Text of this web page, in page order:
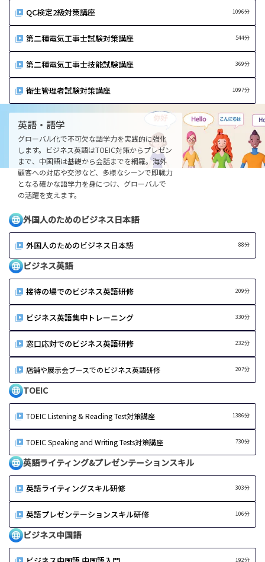
QC検定2級対策講座 1096分
第二種電気工事士試験対策講座 544分
第二種電気工事士技能試験講座 369分
衛生管理者試験対策講座 1097分
英語・語学
グローバル化で不可欠な語学力を実践的に強化
します。ビジネス英語はTOEIC対策からプレゼン
まで、中国語は基礎から会話までを網羅。海外
顧客への対応や交渉など、多様なシーンで即戦力
となる確かな語学力を身につけ、グローバルで
の活躍を支えます。
外国人のためのビジネス日本語
外国人のためのビジネス日本語 88分
ビジネス英語
接待の場でのビジネス英語研修 209分
ビジネス英語集中トレーニング 330分
窓口応対でのビジネス英語研修 232分
店舗や展示会ブースでのビジネス英語研修 207分
TOEIC
TOEIC Listening & Reading Test対策講座 1386分
TOEIC Speaking and Writing Tests対策講座 730分
英語ライティング&プレゼンテーションスキル
英語ライティングスキル研修 303分
英語プレゼンテーションスキル研修 106分
ビジネス中国語
192分